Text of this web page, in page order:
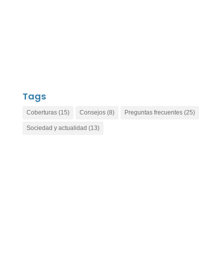
Tags
Coberturas(15) Consejos(8) Preguntas frecuentes(25)
Sociedad y actualidad (13)